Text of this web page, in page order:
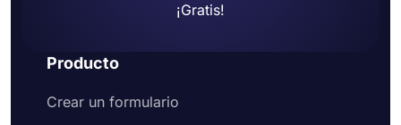
¡Gratis!
Producto
Crear un formulario